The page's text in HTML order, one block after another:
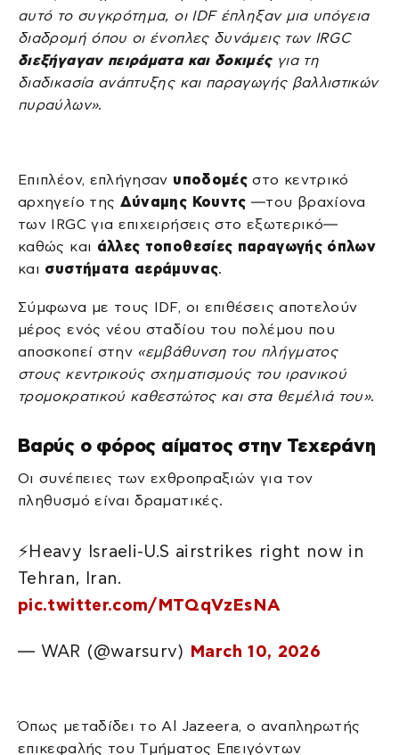
αυτό το συγκρότημα, οι IDF έπληξαν μια υπόγεια
διαδρομή όπου οι ένοπλες δυνάμεις των IRGC
διεξήγαγαν πειράματα και δοκιμέςγια τη
διαδικασία ανάπτυξης και παραγωγής βαλλιστικών
πυραύλων».
Επιπλέον, επλήγησαν υποδομές στο κεντρικό
αρχηγείο της Δύναμης Κουντς —του βραχίονα
των IRGC για επιχειρήσεις στο εξωτερικό—
καθώς και άλλες τοποθεσίες παραγωγής όπλων
και συστήματα αεράμυνας.
Σύμφωνα με τους IDF, οι επιθέσεις αποτελούν
μέρος ενός νέου σταδίου του πολέμου που
αποσκοπεί στην «εμβάθυνση του πλήγματος
στους κεντρικούς σχηματισμούς του ιρανικού
τρομοκρατικού καθεστώτος και στα θεμέλιά του».
Βαρύς ο φόρος αίματος στην Τεχεράνη
Οι συνέπειες των εχθροπραξιών για τον
πληθυσμό είναι δραματικές.
⚡Heavy Israeli-U.S airstrikes right now in
Tehran, Iran.
pic.twitter.com/MTQqVzEsNA
— WAR (@warsurv) March 10, 2026
Όπως μεταδίδει το Al Jazeera, ο αναπληρωτής
επικεφαλής του Τμήματος Επειγόντων